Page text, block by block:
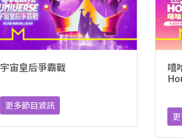
宇宙皇后爭霸戰
更多節目資訊
嘻